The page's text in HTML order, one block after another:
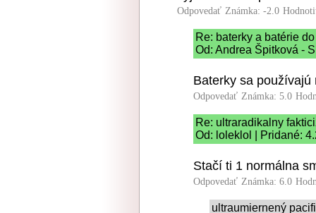
Odpovedať Známka: -2.0
Re: baterky a batérie
Od: Andrea Špitková -
Baterky sa používajú
Odpovedať Známka: 5.0
Re: ultraradikalny
Od: loleklol | Pridané:
Stačí ti 1 normálna
Odpovedať Známka: 6.0
ultraumiernený